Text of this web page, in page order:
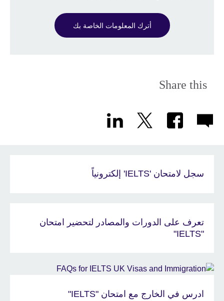
أترك المعلومات الخاصة بك
Share this
سجل لامتحان 'IELTS' إلكترونياً
تعرف على الدورات والمصادر لتحضير امتحان
"IELTS"
ادرس في الخارج مع امتحان "IELTS"